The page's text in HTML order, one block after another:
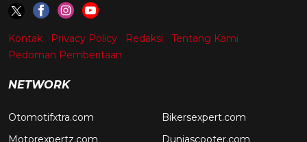
Kontak Privacy Policy Redaksi
Tentang Kami
Pedoman Pemberitaan
NETWORK
Otomotifxtra.com
Motorexpertz.com
Bikersexpert.com
Duniascooter.com